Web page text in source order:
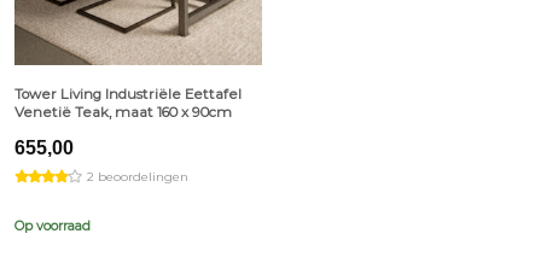
Tower Living Industriële Eettafel
Venetië Teak, maat 160 x 90cm
655,00
2 beoordelingen
Op voorraad